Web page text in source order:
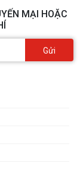
MẠI HOẶC
Gửi